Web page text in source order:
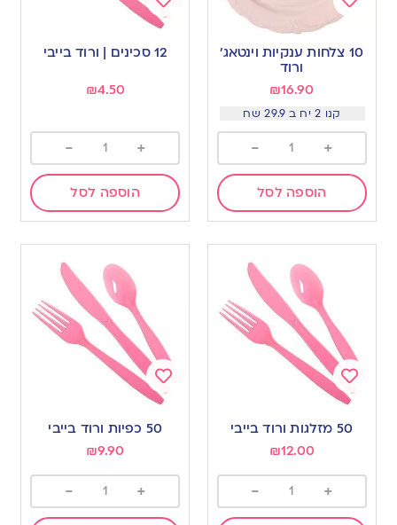
Add
to 10 צלחות ענקיות וינטאג׳
ורוד
₪16.90
קנו 2 יח ב 29.9 שח
+
-
הוספה לסל
Add
12 סכינים | ורוד בייבי
₪4.50
+
-
הוספה לסל
Add
50 מזלגות ורוד בייבי
₪12.00
+
-
Add
50 כפיות ורוד בייבי
₪9.90
+
-